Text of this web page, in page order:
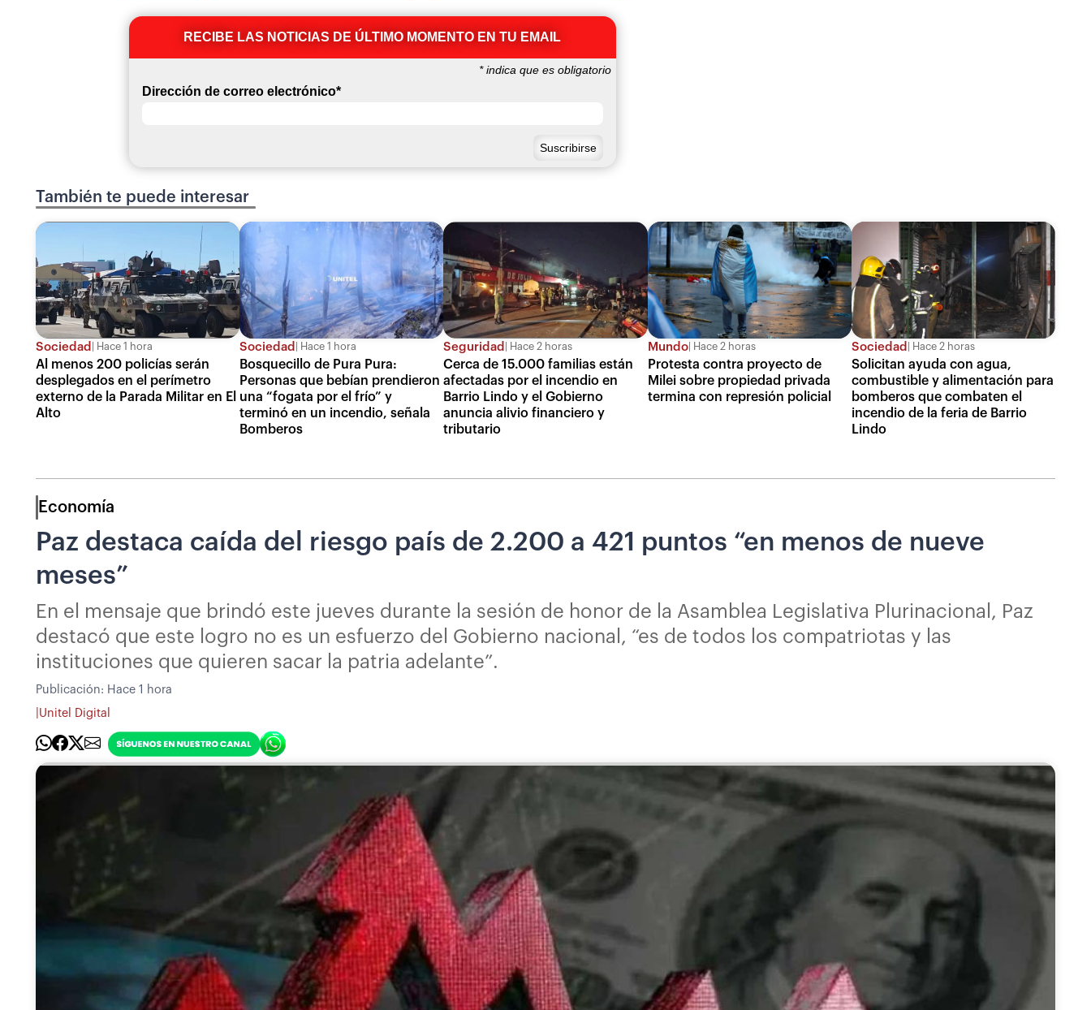
RECIBE LAS NOTICIAS DE ÚLTIMO MOMENTO EN TU EMAIL
*indica que es obligatorio
Dirección de correo electrónico*
También te puede interesar
Sociedad Hace 1 hora
Al menos 200 policías serán
desplegados en el perímetro
externo de la Parada Militar en El
Alto
Sociedad Hace 1 hora
Bosquecillo de Pura Pura:
Personas que bebían prendieron
una “fogata por el frío” y
terminó en un incendio, señala
Bomberos
Seguridad Hace 2 horas
Cerca de 15.000 familias están
afectadas por el incendio en
Barrio Lindo y el Gobierno
anuncia alivio financiero y
tributario
Mundo Hace 2 horas
Protesta contra proyecto de
Milei sobre propiedad privada
termina con represión policial
Sociedad Hace 2 horas
Solicitan ayuda con agua,
combustible y alimentación para
bomberos que combaten el
incendio de la feria de Barrio
Lindo
Economía
Paz destaca caída del riesgo país de 2.200 a 421 puntos “en menos de nueve
meses”
En el mensaje que brindó este jueves durante la sesión de honor de la Asamblea Legislativa Plurinacional, Paz
destacó que este logro no es un esfuerzo del Gobierno nacional, “es de todos los compatriotas y las
instituciones que quieren sacar la patria adelante”.
Publicación: Hace 1 hora
Unitel Digital